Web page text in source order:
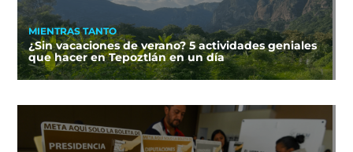
MIENTRAS TANTO
¿Sin vacaciones de verano? 5 actividades geniales
que hacer en Tepoztlán en un día